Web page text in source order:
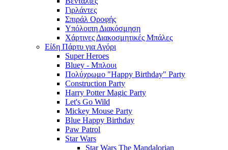
Γιρλάντες
Σπιράλ Οροφής
Υπόλοιπη Διακόσμηση
Χάρτινες Διακοσμητικές Μπάλες
Είδη Πάρτυ για Αγόρι
Super Heroes
Bluey - Μπλουι
Πολύχρωμο "Happy Birthday" Party
Construction Party
Harry Potter Magic Party
Let's Go Wild
Mickey Mouse Party
Blue Happy Birthday
Paw Patrol
Star Wars
Star Wars The Mandalorian